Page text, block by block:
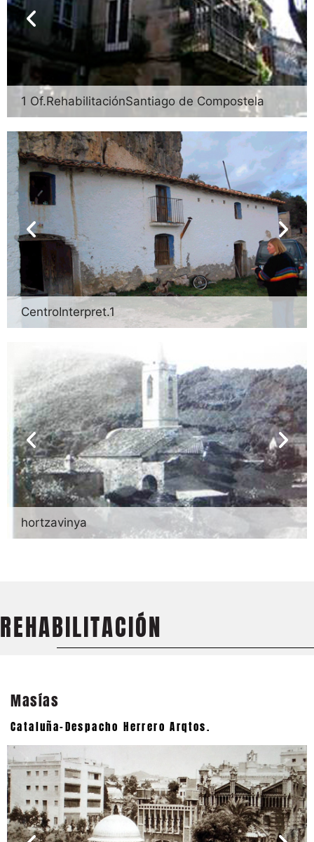
1 Of.RehabilitaciónSantiago de Compostela
CentroInterpret.1
hortzavinya
REHABILITACIÓN
Masías
Cataluña-Despacho Herrero Arqtos.